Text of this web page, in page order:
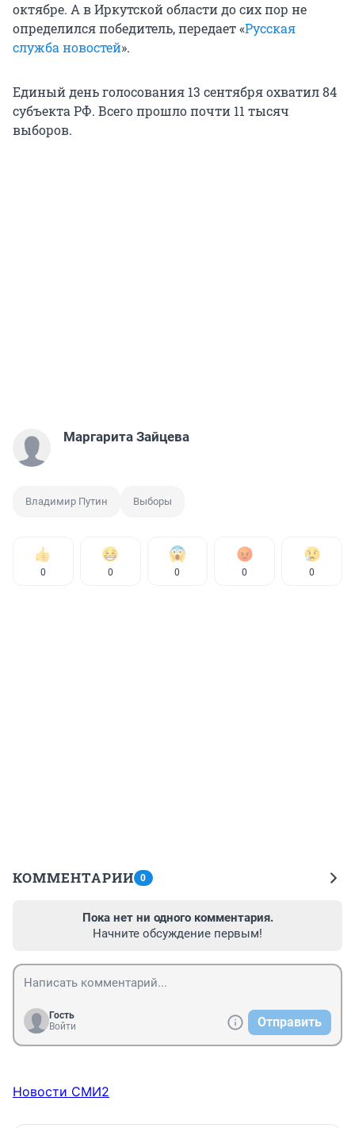
октябре. А в Иркутской области до сих пор не
определился победитель, передает «Русская
служба новостей».
Единый день голосования 13 сентября охватил 84
субъекта РФ. Всего прошло почти 11 тысяч
выборов.
Маргарита Зайцева
Владимир Путин Выборы
0 0 0 0 0
КОММЕНТАРИИ 0
Пока нет ни одного комментария.
Начните обсуждение первым!
Гость
Войти
Отправить
Новости СМИ2